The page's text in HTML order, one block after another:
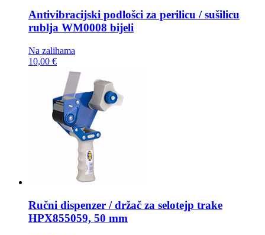
Antivibracijski podlošci za perilicu / sušilicu
rublja WM0008 bijeli
Na zalihama
10,00 €
Ručni dispenzer / držač za selotejp trake
HPX855059, 50 mm